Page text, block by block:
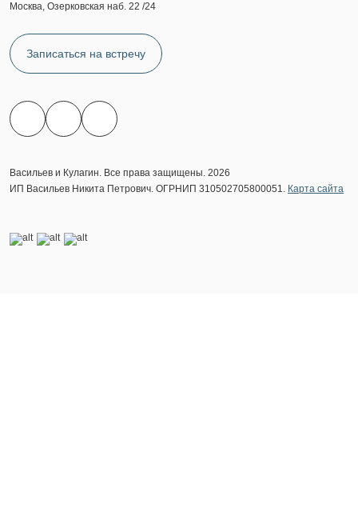
Москва, Озерковская наб. 22 /24
Записаться на встречу
Васильев и Кулагин. Все права защищены. 2026
ИП Васильев Никита Петрович. ОГРНИП 310502705800051. Карта сайта